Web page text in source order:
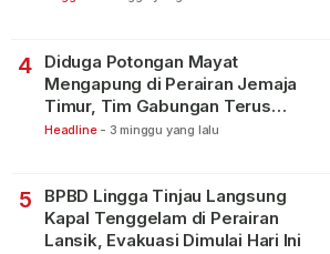
4
Diduga Potongan Mayat
Mengapung di Perairan Jemaja
Timur, Tim Gabungan Terus
Lakukan Pencarian
Headline - 3 minggu yang lalu
5
BPBD Lingga Tinjau Langsung
Kapal Tenggelam di Perairan
Lansik, Evakuasi Dimulai Hari Ini